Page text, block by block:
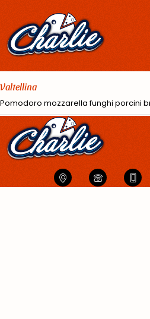
Valtellina
Pomodoro mozzarella funghi porcini